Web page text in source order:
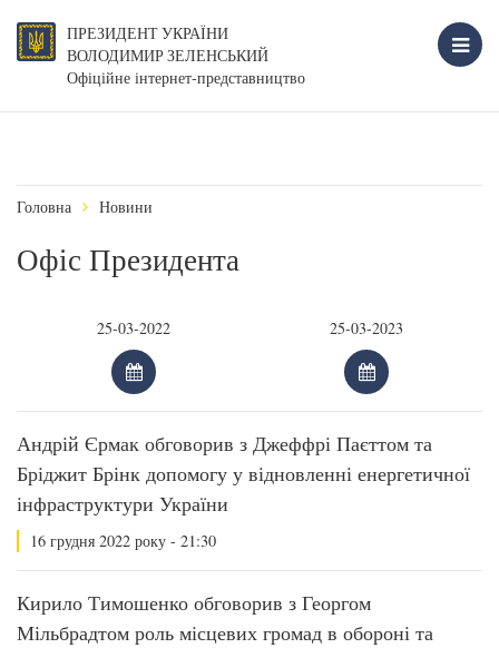
ПРЕЗИДЕНТ УКРАЇНИ
ВОЛОДИМИР ЗЕЛЕНСЬКИЙ
Офіційне інтернет-представництво
Головна Новини
Офіс Президента
Андрій Єрмак обговорив з Джеффрі Паєттом та
Бріджит Брінк допомогу у відновленні енергетичної
інфраструктури України
16 грудня 2022 року - 21:30
Кирило Тимошенко обговорив з Георгом
Мільбрадтом роль місцевих громад в обороні та